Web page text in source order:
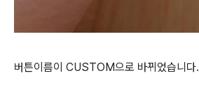
버튼이름이 CUSTOM으로 바뀌었습니다.